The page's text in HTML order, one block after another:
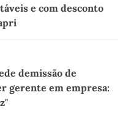
e com desconto
demissão de
gerente em empresa: